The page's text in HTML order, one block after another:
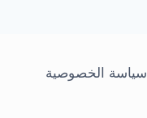
سياسة الخصوصية